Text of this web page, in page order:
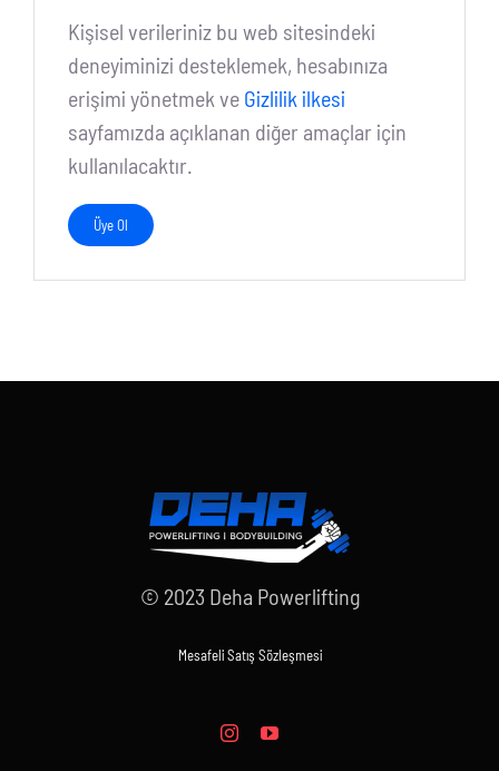
Kişisel verileriniz bu web sitesindeki
deneyiminizi desteklemek, hesabınıza
erişimi yönetmek ve Gizlilik ilkesi
sayfamızda açıklanan diğer amaçlar için
kullanılacaktır.
Üye Ol
© 2023 Deha Powerlifting
Mesafeli Satış Sözleşmesi